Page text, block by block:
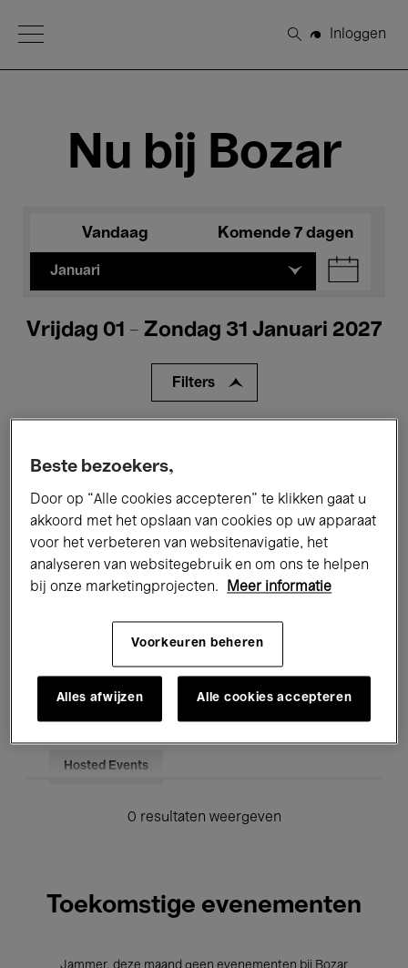
Open Menu
Zoeken
Inloggen
Nu bij Bozar
Vandaag Komende 7 dagen
Januari
Vrijdag 01 - Zondag 31 Januari 2027
Filters
Performances Lezingen & Debatten
Jazz Klassieke Muziek Global Music
Onderwijs Rondleidingen
Hosted Events
0 resultaten weergeven
Toekomstige evenementen
Beste bezoekers,
Door op “Alle cookies accepteren” te klikken gaat u
akkoord met het opslaan van cookies op uw apparaat
voor het verbeteren van websitenavigatie, het
analyseren van websitegebruik en om ons te helpen
bij onze marketingprojecten.
Meer informatie
Voorkeuren beheren
Alles afwijzen Alle cookies accepteren